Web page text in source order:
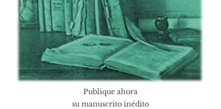
Publique ahora
su manuscrito inédito